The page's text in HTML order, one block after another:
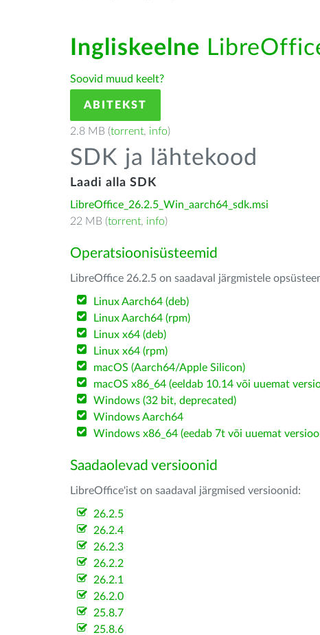
Ingliskeelne
Soovid muud keelt?
ABITEKST
2.8 MB (torrent, info)
SDK ja lähtekood
Laadi alla SDK
LibreOffice_26.2.5_Win_aarch64_sdk.msi
22 MB (torrent, info)
Operatsioonisüsteemid
LibreOffice 26.2.5 on saadaval järgmistele
Linux Aarch64 (deb)
Linux Aarch64 (rpm)
Linux x64 (deb)
Linux x64 (rpm)
macOS (Aarch64/Apple Silicon)
macOS x86_64 (eeldab 10.14 või uuemat
Windows (32 bit, deprecated)
Windows Aarch64
Windows x86_64 (eedab 7t või uuemat
Saadaolevad versioonid
LibreOffice'ist on saadaval järgmised versioonid:
26.2.5
26.2.4
26.2.3
26.2.2
26.2.1
26.2.0
25.8.7
25.8.6